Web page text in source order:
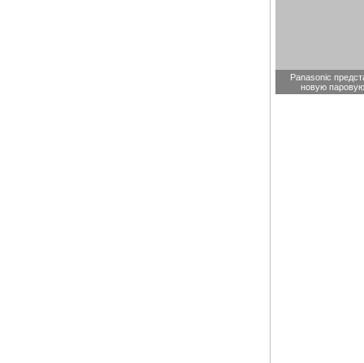
Panasonic
новую